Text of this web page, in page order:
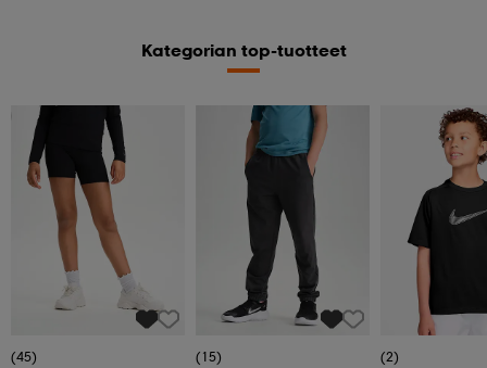
Kategorian top-tuotteet
Member
(45)
(15)
(2)